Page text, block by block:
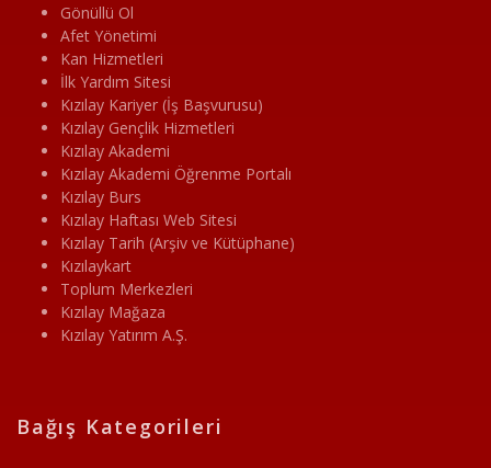
Gönüllü Ol
Afet Yönetimi
Kan Hizmetleri
İlk Yardım Sitesi
Kızılay Kariyer (İş Başvurusu)
Kızılay Gençlik Hizmetleri
Kızılay Akademi
Kızılay Akademi Öğrenme Portalı
Kızılay Burs
Kızılay Haftası Web Sitesi
Kızılay Tarih (Arşiv ve Kütüphane)
Kızılaykart
Toplum Merkezleri
Kızılay Mağaza
Kızılay Yatırım A.Ş.
Bağış Kategorileri